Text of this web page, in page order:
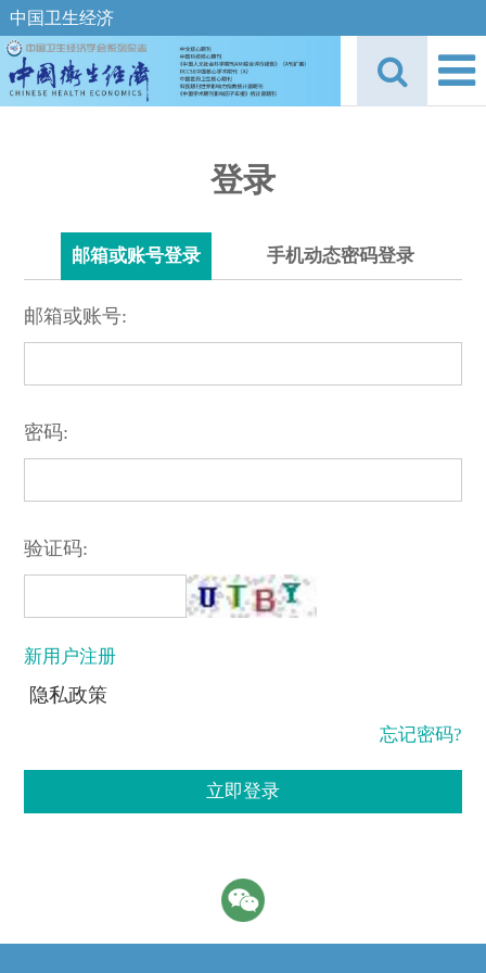
中国卫生经济
登录
邮箱或账号登录 手机动态密码登录
邮箱或账号:
密码:
验证码:
新用户注册
隐私政策
忘记密码?
立即登录